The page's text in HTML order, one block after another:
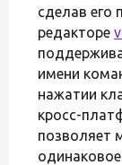
сделав
редакторе
имени
нажатии
кросс-
позволяет